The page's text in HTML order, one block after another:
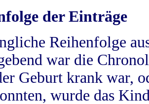
der Einträge
Reihenfolge
war die
Geburt krank war,
wurde das